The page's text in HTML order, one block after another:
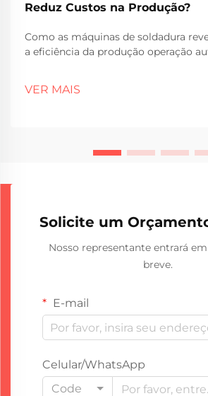
Reduz Custos na Produção?
Como as máquinas de soldadura
a eficiência da produção operação
sozinhas hoje em dia, o que significa
VER MAIS
Solicite um
Nosso representante entrará
breve.
E-mail
Celular/WhatsApp
Code